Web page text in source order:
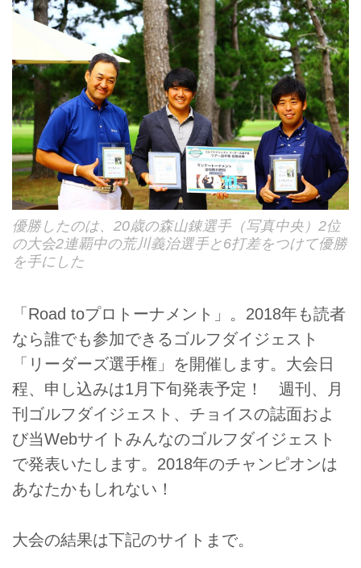
優勝したのは、20歳の森山錬選手（写真中央）2位
の大会2連覇中の荒川義治選手と6打差をつけて優勝
を手にした
「Road toプロトーナメント」。2018年も読者
なら誰でも参加できるゴルフダイジェスト
「リーダーズ選手権」を開催します。大会日
程、申し込みは1月下旬発表予定！ 週刊、月
刊ゴルフダイジェスト、チョイスの誌面およ
び当Webサイトみんなのゴルフダイジェスト
で発表いたします。2018年のチャンピオンは
あなたかもしれない！
大会の結果は下記のサイトまで。